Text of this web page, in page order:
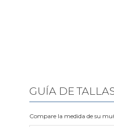
GUÍA DE
Compare la medida de su